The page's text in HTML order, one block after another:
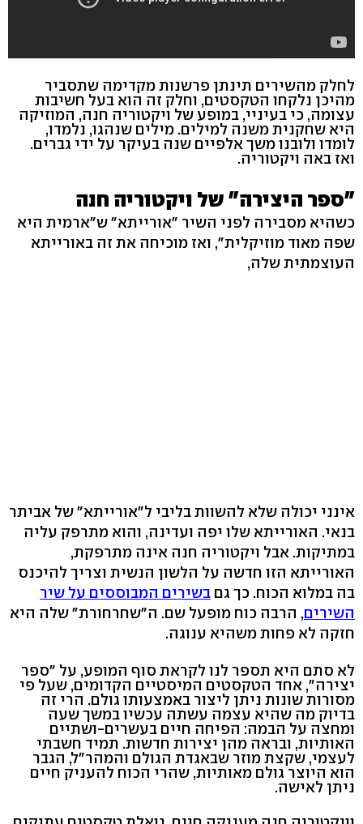
לחלק מהשירים תינתן פרשנות מקדימה שתסביר
מהיכן נלקחו הטקסטים, וחלק זה הוא בעל חשיבות
עצומה, כי בעיניי, במופע של ויקטוריה חנה, המוזיקה
היא שחקנית משנה למילים. מילים שנהגו, נלמדו,
לומדו ולובנו משך אלפיים שנה בעיקר על ידי גברים.
ואז באה ויקטוריה.
"ספר היצירה" של ויקטוריה חנה
כשהיא מסבירה לפני השיר "אורייתא" ש"ארמית היא
שפה מאוד מוזיקלית", ואז מוכיחה את זה באורייתא
העוצמתית שלה,
אינני יכולה שלא להשוות בליבי ל"אורייתא" של אביתר
בנאי. האורייתא שלו יפה ועדינה, והוא מתרפק עליה
במתיקות. אבל ויקטוריה חנה אינה מתרפקת,
האורייתא הזו חדשה על הלשון הנשית וצריך להיכנס
בה במלוא הכוח. כך גם בשירים המבוססים על שיר
השירים, הרבה כוח מופעל שם. ה"שחרחורת" שלה היא
חזקה לא פחות משהיא ענוגה.
לא סתם היא תספר לנו לקראת סוף המופע, על "ספר
יצירה", אחד הטקסטים המיסטיים הקדומים, שעל פי
מסורות שונות ניתן ליצור באמצעותו גולם. הרי זה
בדיוק מה שהיא עצמה עשתה עכשיו במשך שעה
ומחצה על הבמה: הפיחה חיים בעשרים-ושתיים
האותיות, ובראה מהן יצירות חדשות. תמיד חשבתי
לעצמי, שקצת מוזר שבאגדת הגולם והמהר"ל, הגבר
הוא היוצר גולם מאותיות, שהרי הכוח להעניק חיים
ניתן לאישה.